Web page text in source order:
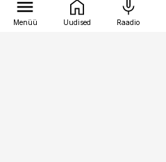
Menüü Uudised Raadio